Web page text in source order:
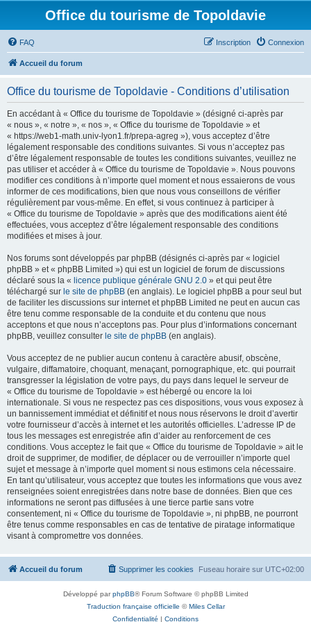
Office du tourisme de Topoldavie
FAQ Connexion
Inscription
Accueil du forum
Office du tourisme de Topoldavie - Conditions d’utilisation
En accédant à « Office du tourisme de Topoldavie » (désigné ci-après par
« nous », « notre », « nos », « Office du tourisme de Topoldavie » et
« https://web1-math.univ-lyon1.fr/prepa-agreg »), vous acceptez d’être
légalement responsable des conditions suivantes. Si vous n’acceptez pas
d’être légalement responsable de toutes les conditions suivantes, veuillez ne
pas utiliser et accéder à « Office du tourisme de Topoldavie ». Nous pouvons
modifier ces conditions à n’importe quel moment et nous essaierons de vous
informer de ces modifications, bien que nous vous conseillons de vérifier
régulièrement par vous-même. En effet, si vous continuez à participer à
« Office du tourisme de Topoldavie » après que des modifications aient été
effectuées, vous acceptez d’être légalement responsable des conditions
modifiées et mises à jour.
Nos forums sont développés par phpBB (désignés ci-après par « logiciel
phpBB » et « phpBB Limited ») qui est un logiciel de forum de discussions
déclaré sous la « licence publique générale GNU 2.0 » et qui peut être
téléchargé sur le site de phpBB (en anglais). Le logiciel phpBB a pour seul but
de faciliter les discussions sur internet et phpBB Limited ne peut en aucun cas
être tenu comme responsable de la conduite et du contenu que nous
acceptons et que nous n’acceptons pas. Pour plus d’informations concernant
phpBB, veuillez consulter le site de phpBB (en anglais).
Vous acceptez de ne publier aucun contenu à caractère abusif, obscène,
vulgaire, diffamatoire, choquant, menaçant, pornographique, etc. qui pourrait
transgresser la législation de votre pays, du pays dans lequel le serveur de
« Office du tourisme de Topoldavie » est hébergé ou encore la loi
internationale. Si vous ne respectez pas ces dispositions, vous vous exposez à
un bannissement immédiat et définitif et nous nous réservons le droit d’avertir
votre fournisseur d’accès à internet et les autorités officielles. L’adresse IP de
tous les messages est enregistrée afin d’aider au renforcement de ces
conditions. Vous acceptez le fait que « Office du tourisme de Topoldavie » ait le
droit de supprimer, de modifier, de déplacer ou de verrouiller n’importe quel
sujet et message à n’importe quel moment si nous estimons cela nécessaire.
En tant qu’utilisateur, vous acceptez que toutes les informations que vous avez
renseignées soient enregistrées dans notre base de données. Bien que ces
informations ne seront pas diffusées à une tierce partie sans votre
consentement, ni « Office du tourisme de Topoldavie », ni phpBB, ne pourront
être tenus comme responsables en cas de tentative de piratage informatique
visant à compromettre vos données.
Accueil du forum Fuseau horaire sur UTC+02:00
Supprimer les cookies
Développé parphpBB® Forum Software © phpBB Limited
Traduction française officielle ©Miles Cellar
Confidentialité | Conditions